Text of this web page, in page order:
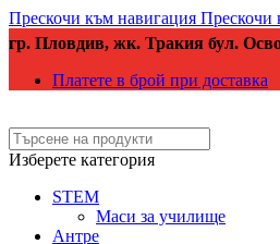
Прескочи към навигация Прескочи
гр. Пловдив, жк. Тракия бул.
Платете в брой при доставка
Изберете категория
STEM
Маси за училище
Антре